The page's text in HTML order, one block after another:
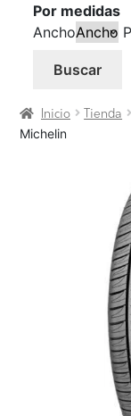
Por medidas
Ancho
Buscar
Inicio Tienda
Michelin